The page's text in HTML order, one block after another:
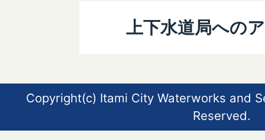
上下水道局への
Copyright(c) Itami City Waterworks and
Reserved.